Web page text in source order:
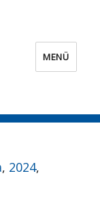
MENÜ
, 2024,